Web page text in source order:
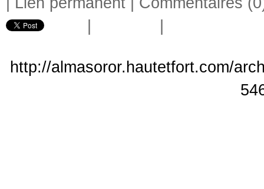
http://almasoror.hautetfort.com/